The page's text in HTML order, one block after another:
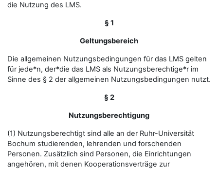
die Nutzung des LMS.
§ 1
Geltungsbereich
Die allgemeinen Nutzungsbedingungen für das LMS gelten
für jede*n, der*die das LMS als Nutzungsberechtige*r im
Sinne des § 2 der allgemeinen Nutzungsbedingungen nutzt.
§ 2
Nutzungsberechtigung
(1) Nutzungsberechtigt sind alle an der Ruhr-Universität
Bochum studierenden, lehrenden und forschenden
Personen. Zusätzlich sind Personen, die Einrichtungen
angehören, mit denen Kooperationsverträge zur